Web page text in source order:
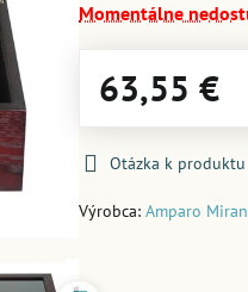
Momentálne
63,55 €
Otázka k produktu
Výrobca:Amparo